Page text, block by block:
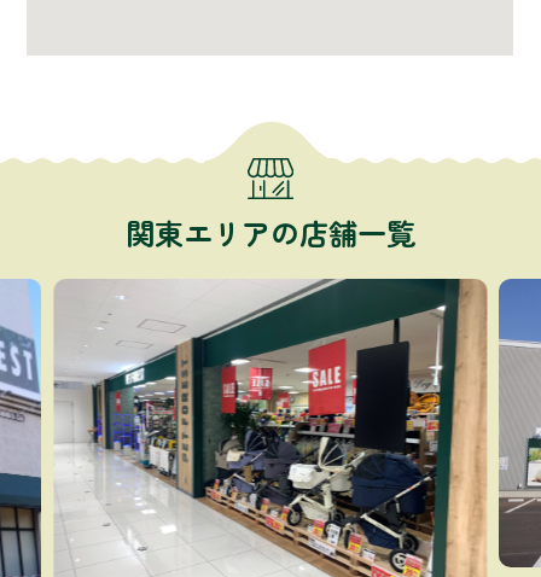
関東エリアの店舗一覧